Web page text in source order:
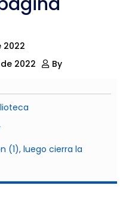
2022
2022 By
(1), luego cierra la